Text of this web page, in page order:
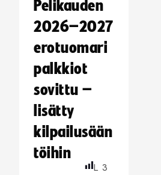
Pelikauden
2026–2027
erotuomari
palkkiot
sovittu –
lisätty
kilpailusään
töihin
L 3